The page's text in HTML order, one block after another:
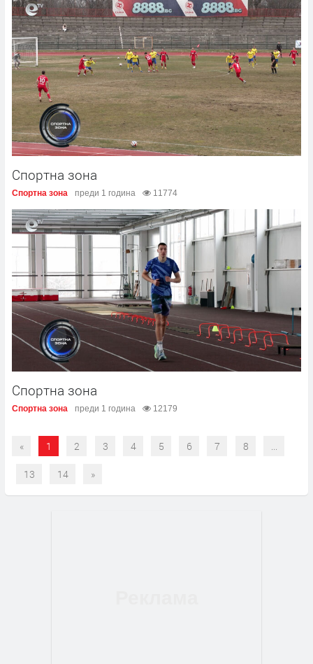
Спортна зона
Спортна зона преди 1 година 11774
Спортна зона
Спортна зона преди 1 година 12179
« 1 2 3 4 5 6 7 8
13 14 »